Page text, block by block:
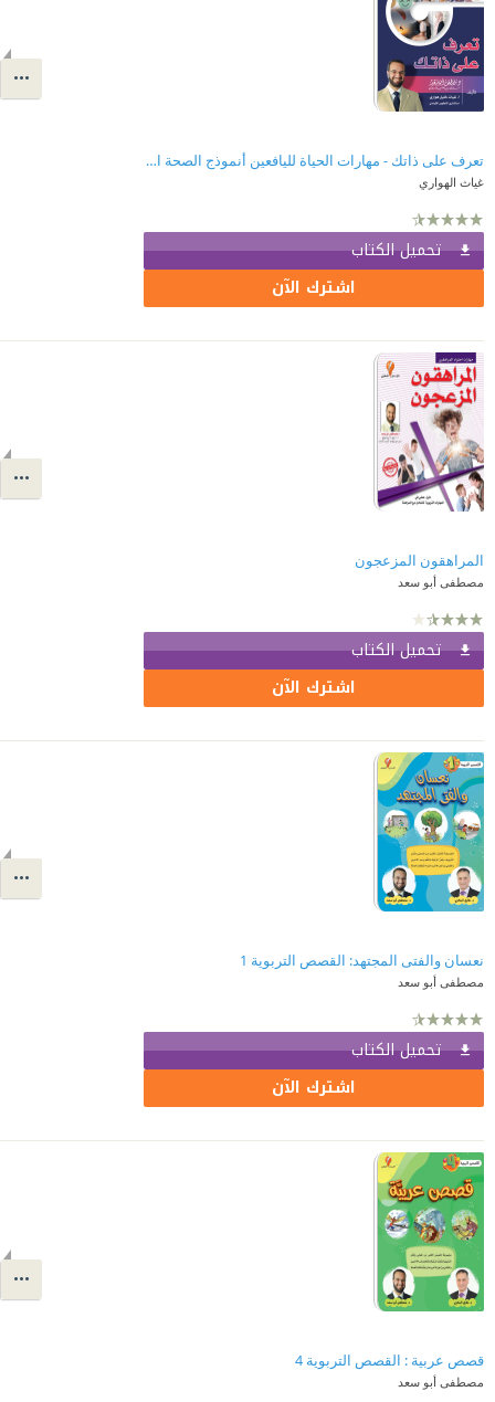
تعرف على ذاتك - مهارات الحياة لليافعين أنموذج الصحة النفسية 1
غياث الهواري
تحميل الكتاب
اشترك الآن
المراهقون المزعجون
مصطفى أبو سعد
تحميل الكتاب
اشترك الآن
نعسان والفتى المجتهد: القصص التربوية 1
مصطفى أبو سعد
تحميل الكتاب
اشترك الآن
قصص عربية : القصص التربوية 4
مصطفى أبو سعد